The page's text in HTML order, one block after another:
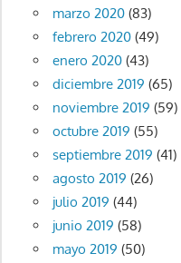
marzo 2020(83)
febrero 2020(49)
enero 2020(43)
diciembre 2019 (65)
noviembre 2019 (59)
octubre 2019 (55)
septiembre 2019 (41)
agosto 2019 (26)
julio 2019 (44)
junio 2019 (58)
mayo 2019 (50)